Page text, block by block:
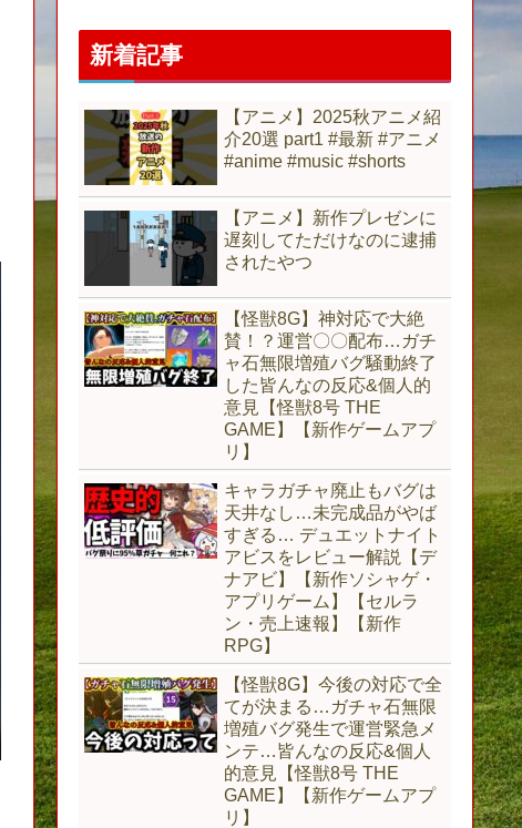
新着記事
【アニメ】2025秋アニメ紹
介20選 part1 #最新 #アニメ
#anime #music #shorts
【アニメ】新作プレゼンに
遅刻してただけなのに逮捕
されたやつ
【怪獣8G】神対応で大絶
賛！？運営〇〇配布…ガチ
ャ石無限増殖バグ騒動終了
した皆んなの反応&個人的
意見【怪獣8号 THE
GAME】【新作ゲームアプ
リ】
キャラガチャ廃止もバグは
天井なし…未完成品がやば
すぎる… デュエットナイト
アビスをレビュー解説【デ
ナアビ】【新作ソシャゲ・
アプリゲーム】【セルラ
ン・売上速報】【新作
RPG】
【怪獣8G】今後の対応で全
てが決まる…ガチャ石無限
増殖バグ発生で運営緊急メ
ンテ…皆んなの反応&個人
的意見【怪獣8号 THE
GAME】【新作ゲームアプ
リ】